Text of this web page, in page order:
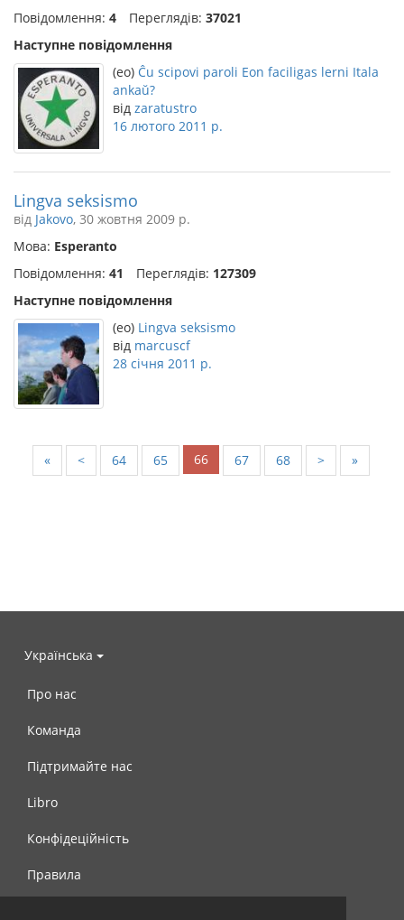
Повідомлення: 4 Переглядів: 37021
Наступне повідомлення
(eo) Ĉu scipovi paroli Eon faciligas lerni Itala
ankaŭ?
від zaratustro
16 лютого 2011 р.
Lingva seksismo
від Jakovo, 30 жовтня 2009 р.
Мова: Esperanto
Повідомлення: 41 Переглядів: 127309
Наступне повідомлення
(eo) Lingva seksismo
від marcuscf
28 січня 2011 р.
« < 64 65 66 67 68 > »
Українська
Про нас
Команда
Підтримайте нас
Libro
Конфідеційність
Правила